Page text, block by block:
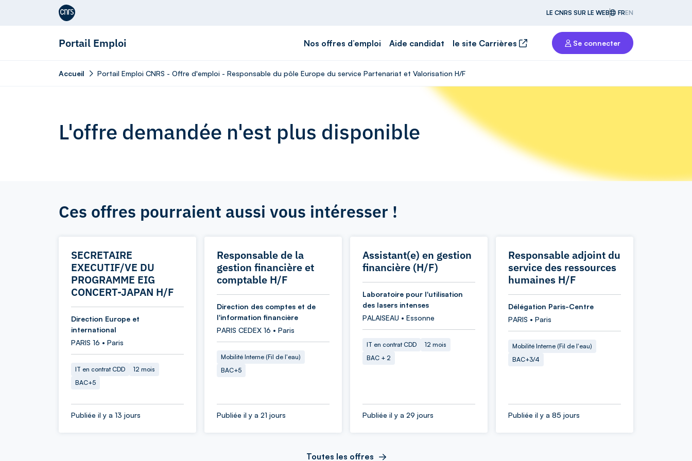
Aller au contenu
LE CNRS SUR LE WEB FREN
Portail Emploi Nos offres d’emploi Aide candidat le site Carrières Se connecter
Accueil Portail Emploi CNRS - Offre d'emploi - Responsable du pôle Europe du service Partenariat et Valorisation H/F
L'offre demandée n'est plus disponible
Ces offres pourraient aussi vous intéresser !
SECRETAIRE
EXECUTIF/VE DU
PROGRAMME EIG
CONCERT-JAPAN H/F
Direction Europe et
international
PARIS 16 • Paris
IT en contrat CDD
12 mois
BAC+5
Publiée il y a 13 jours
Responsable de la
gestion financière et
comptable H/F
Direction des comptes et de
l'information financière
PARIS CEDEX 16 • Paris
Mobilité Interne (Fil de l'eau)
BAC+5
Publiée il y a 21 jours
Assistant(e) en gestion
financière (H/F)
Laboratoire pour l'utilisation
des lasers intenses
PALAISEAU • Essonne
IT en contrat CDD
12 mois
BAC + 2
Publiée il y a 29 jours
Responsable adjoint du
service des ressources
humaines H/F
Délégation Paris-Centre
PARIS • Paris
Mobilité Interne (Fil de l'eau)
BAC+3/4
Publiée il y a 85 jours
Toutes les offres